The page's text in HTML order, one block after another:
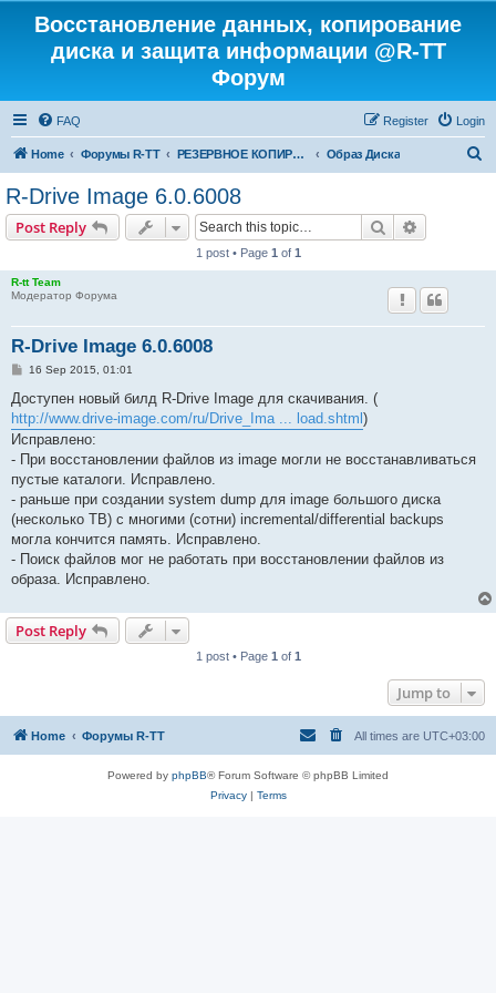
Восстановление данных, копирование
диска и защита информации @R-TT
Форум
FAQ Login
Register
Home Форумы R-TT РЕЗЕРВНОЕ КОПИРОВАНИЕ И ВОССТАНОВЛЕНИЕ СИСТЕМ Образ Диска
R-Drive Image 6.0.6008
Post Reply Search
1 post • Page 1 of 1
R-tt Team
Модератор Форума
R-Drive Image 6.0.6008
P
s
16 Sep 2015, 01:01
Доступен новый билд R-Drive Image для скачивания. (
http://www.drive-image.com/ru/Drive_Ima ... load.shtml )
Исправлено:
- При восстановлении файлов из image могли не восстанавливаться
пустые каталоги. Исправлено.
- раньше при создании system dump для image большого диска
(несколько TB) с многими (сотни) incremental/differential backups
могла кончится память. Исправлено.
- Поиск файлов мог не работать при восстановлении файлов из
образа. Исправлено.
Post Reply
1 post • Page 1 of 1
Jump to
Home Форумы R-TT All times are UTC+03:00
Powered by phpBB® Forum Software © phpBB Limited
Privacy| Terms